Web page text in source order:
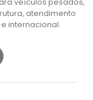
atendimento
internacional.